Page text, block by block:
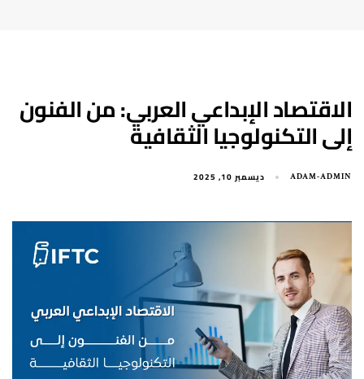
الاقتصاد الإبداعي العربي: من الفنون
إلى التكنولوجيا الثقافية
ADAM-ADMIN ديسمبر 10, 2025